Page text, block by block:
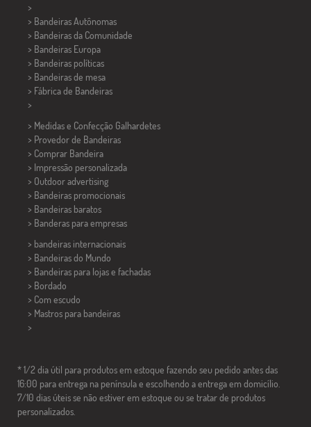
>
> Bandeiras Autônomas
> Bandeiras da Comunidade
> Bandeiras Europa
> Bandeiras políticas
> Bandeiras de mesa
> Fábrica de Bandeiras
>
> Medidas e Confecção Galhardetes
> Provedor de Bandeiras
> Comprar Bandeira
> Impressão personalizada
> Outdoor advertising
> Bandeiras promocionais
> Bandeiras baratos
> Banderas para empresas
> bandeiras internacionais
> Bandeiras do Mundo
> Bandeiras para lojas e fachadas
> Bordado
> Com escudo
> Mastros para bandeiras
>
* 1/2 dia útil para produtos em estoque fazendo seu pedido antes das
16:00 para entrega na península e escolhendo a entrega em domicílio.
7/10 dias úteis se não estiver em estoque ou se tratar de produtos
personalizados.